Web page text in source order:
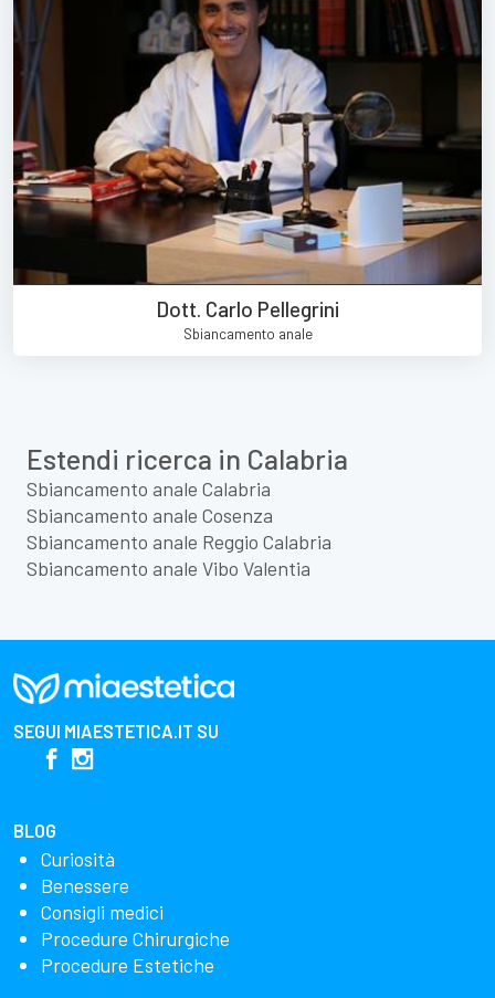
Dott. Carlo Pellegrini
Sbiancamento anale
Estendi ricerca in Calabria
Sbiancamento anale Calabria
Sbiancamento anale Cosenza
Sbiancamento anale Reggio Calabria
Sbiancamento anale Vibo Valentia
SEGUI MIAESTETICA.IT SU
BLOG
Curiosità
Benessere
Consigli medici
Procedure Chirurgiche
Procedure Estetiche